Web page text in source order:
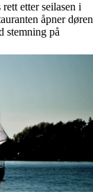
etter seilasen i
åpner
stemning på